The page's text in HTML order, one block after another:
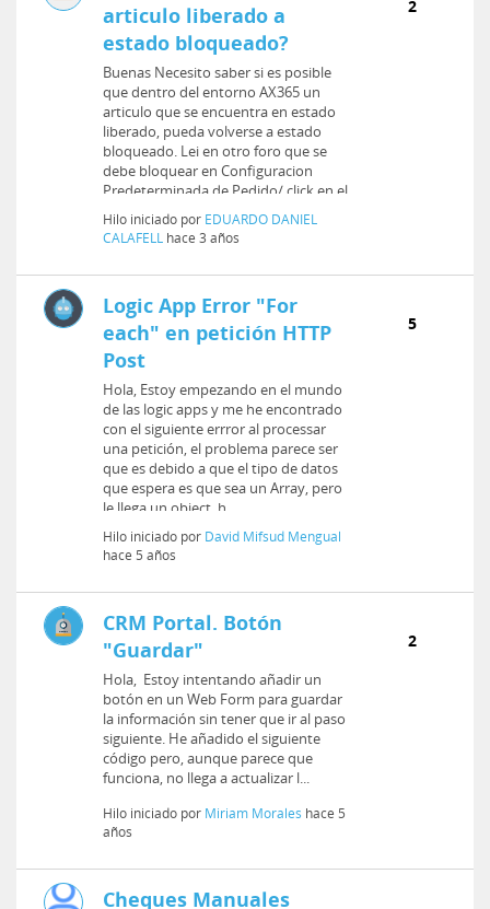
articulo liberado a
estado bloqueado?
Buenas Necesito saber si es posible
que dentro del entorno AX365 un
articulo que se encuentra en estado
liberado, pueda volverse a estado
bloqueado. Lei en otro foro que se
debe bloquear en Configuracion
Predeterminada de Pedido/ click en el
...
Hilo iniciado por EDUARDO DANIEL
CALAFELL hace 3 años
2
Logic App Error "For
each" en petición HTTP
Post
Hola, Estoy empezando en el mundo
de las logic apps y me he encontrado
con el siguiente errror al processar
una petición, el problema parece ser
que es debido a que el tipo de datos
que espera es que sea un Array, pero
le llega un object, h...
Hilo iniciado por David Mifsud Mengual
hace 5 años
5
CRM Portal. Botón
"Guardar"
Hola, Estoy intentando añadir un
botón en un Web Form para guardar
la información sin tener que ir al paso
siguiente. He añadido el siguiente
código pero, aunque parece que
funciona, no llega a actualizar l...
Hilo iniciado por Miriam Morales hace 5
años
2
Cheques Manuales